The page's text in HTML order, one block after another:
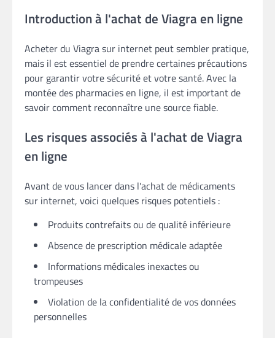
Introduction à l'achat de Viagra en ligne
Acheter du Viagra sur internet peut sembler pratique,
mais il est essentiel de prendre certaines précautions
pour garantir votre sécurité et votre santé. Avec la
montée des pharmacies en ligne, il est important de
savoir comment reconnaître une source fiable.
Les risques associés à l'achat de Viagra
en ligne
Avant de vous lancer dans l'achat de médicaments
sur internet, voici quelques risques potentiels :
Produits contrefaits ou de qualité inférieure
Absence de prescription médicale adaptée
Informations médicales inexactes ou
trompeuses
Violation de la confidentialité de vos données
personnelles